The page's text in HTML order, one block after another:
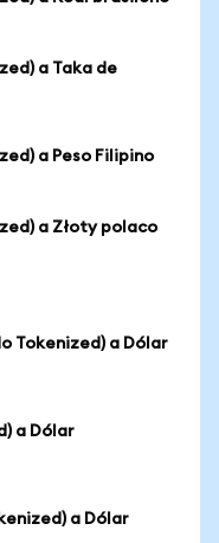
a Taka de
a Peso Filipino
a Złoty polaco
Tokenized) a Dólar
a Dólar
a Dólar